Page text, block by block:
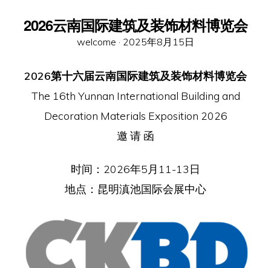
2026云南国际建筑及装饰材料博览会
welcome · Posted
2025年8月15日
2026第十六届云南国际建筑及装饰材料博览会
The 16th Yunnan International Building and
Decoration Materials Exposition 2026
邀 请 函
时间：2026年5月11-13日
地点：昆明滇池国际会展中心